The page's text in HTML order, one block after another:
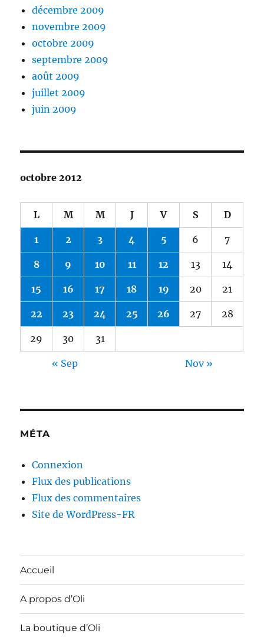
décembre 2009
novembre 2009
octobre 2009
septembre 2009
août 2009
juillet 2009
juin 2009
octobre 2012
L M M J V S D
1 2 3 4 5 6 7
8 9 10 11 12 13 14
15 16 17 18 19 20 21
22 23 24 25 26 27 28
29 30 31
« Sep Nov »
MÉTA
Connexion
Flux des publications
Flux des commentaires
Site de WordPress-FR
Accueil
A propos d’Oli
La boutique d’Oli